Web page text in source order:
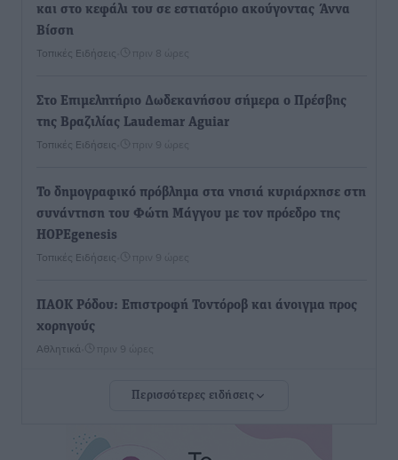
και στο κεφάλι του σε εστιατόριο ακούγοντας Άννα
Βίσση
Τοπικές Ειδήσεις πριν 8 ώρες
Στο Επιμελητήριο Δωδεκανήσου σήμερα ο Πρέσβης
της Βραζιλίας Laudemar Aguiar
Τοπικές Ειδήσεις πριν 9 ώρες
To δημογραφικό πρόβλημα στα νησιά κυριάρχησε στη
συνάντηση του Φώτη Μάγγου με τον πρόεδρο της
HOPEgenesis
Τοπικές Ειδήσεις πριν 9 ώρες
ΠΑΟΚ Ρόδου: Επιστροφή Τοντόροβ και άνοιγμα προς
χορηγούς
Αθλητικά πριν 9 ώρες
Rhodes Beyond Summer – Εκεί που το καλοκαίρι
Τοπικές Ειδήσεις
Περισσότερες ειδήσεις